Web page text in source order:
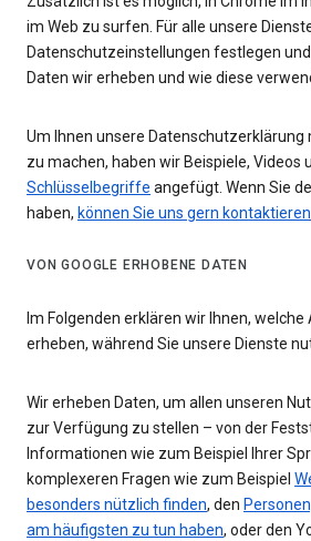
im Web zu surfen. Für alle unsere
Datenschutzeinstellungen festlegen
Daten wir erheben und wie diese
Um Ihnen unsere
zu machen, haben wir Beispiele, Videos
Schlüsselbegriffe angefügt. Wenn Sie
haben, können Sie uns gern kontaktieren
VON GOOGLE ERHOBENE DATEN
Im Folgenden erklären wir Ihnen,
erheben, während Sie unsere Dienste
Wir erheben Daten, um allen unseren
zur Verfügung zu stellen – von der
Informationen wie zum Beispiel Ihrer
komplexeren Fragen wie zum Beispiel
besonders nützlich finden, den
am häufigsten zu tun haben, oder den